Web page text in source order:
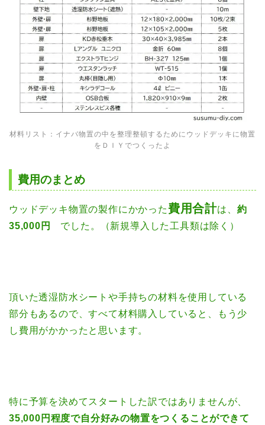
材料リスト：イナバ物置の中を整理整頓するためにウッドデッキに物置
をＤＩＹでつくったよ
費用のまとめ
ウッドデッキ物置の製作にかかった費用合計は、 約
35,000円
でした。（新規導入した工具類は除く）
頂いた透湿防水シートや手持ちの材料を使用している
部分もあるので、すべて材料購入していると、もう少
し費用がかかったと思います。
特に予算を決めてスタートした訳ではありませんが、
35,000円程度で自分好みの物置をつくることができて